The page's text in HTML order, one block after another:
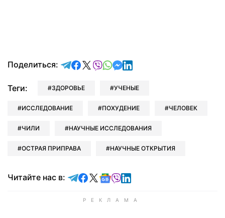
Поделиться: отправить в Telegram
поделиться в Facebook
поделиться в X
отправить в Viber
отправить в Whatsapp
отправить в Messenger
отправить в LinkedIn
Теги: ЗДОРОВЬЕ УЧЕНЫЕ
ИССЛЕДОВАНИЕ ПОХУДЕНИЕ ЧЕЛОВЕК
ЧИЛИ НАУЧНЫЕ ИССЛЕДОВАНИЯ
ОСТРАЯ ПРИПРАВА НАУЧНЫЕ ОТКРЫТИЯ
Читайте нас в: Читайте в Telegram
Читайте в Facebook
Читайте в X
Читайте в Google news
Читайте в Viber
Читайте в LinkedIn